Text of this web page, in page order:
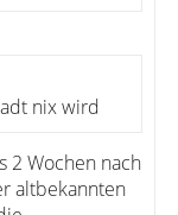
nix wird
2 Wochen nach
altbekannten